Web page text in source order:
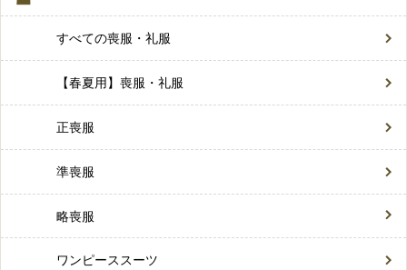
すべての喪服・礼服
【春夏用】喪服・礼服
正喪服
準喪服
略喪服
ワンピーススーツ